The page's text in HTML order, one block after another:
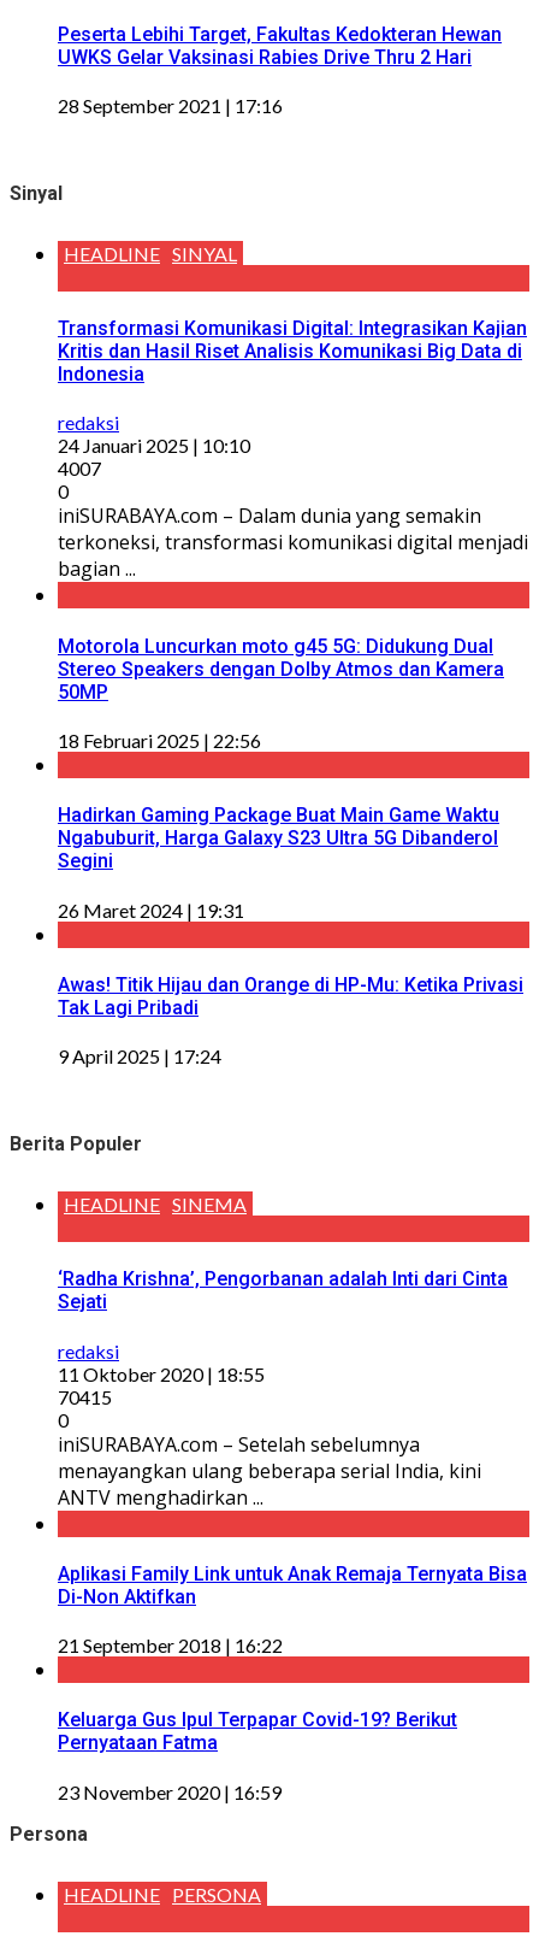
Peserta Lebihi Target, Fakultas Kedokteran Hewan
UWKS Gelar Vaksinasi Rabies Drive Thru 2 Hari
28 September 2021 | 17:16
Sinyal
HEADLINE SINYAL
Transformasi Komunikasi Digital: Integrasikan Kajian
Kritis dan Hasil Riset Analisis Komunikasi Big Data di
Indonesia
redaksi
24 Januari 2025 | 10:10
4007
0
iniSURABAYA.com – Dalam dunia yang semakin
terkoneksi, transformasi komunikasi digital menjadi
bagian ...
Motorola Luncurkan moto g45 5G: Didukung Dual
Stereo Speakers dengan Dolby Atmos dan Kamera
50MP
18 Februari 2025 | 22:56
Hadirkan Gaming Package Buat Main Game Waktu
Ngabuburit, Harga Galaxy S23 Ultra 5G Dibanderol
Segini
26 Maret 2024 | 19:31
Awas! Titik Hijau dan Orange di HP-Mu: Ketika Privasi
Tak Lagi Pribadi
9 April 2025 | 17:24
Berita Populer
HEADLINE SINEMA
‘Radha Krishna’, Pengorbanan adalah Inti dari Cinta
Sejati
redaksi
11 Oktober 2020 | 18:55
70415
0
iniSURABAYA.com – Setelah sebelumnya
menayangkan ulang beberapa serial India, kini
ANTV menghadirkan ...
Aplikasi Family Link untuk Anak Remaja Ternyata Bisa
Di-Non Aktifkan
21 September 2018 | 16:22
Keluarga Gus Ipul Terpapar Covid-19? Berikut
Pernyataan Fatma
23 November 2020 | 16:59
Persona
HEADLINE PERSONA